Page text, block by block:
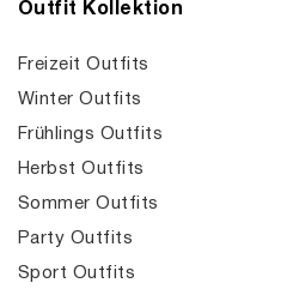
Outfit Kollektion
Freizeit Outfits
Winter Outfits
Frühlings Outfits
Herbst Outfits
Sommer Outfits
Party Outfits
Sport Outfits